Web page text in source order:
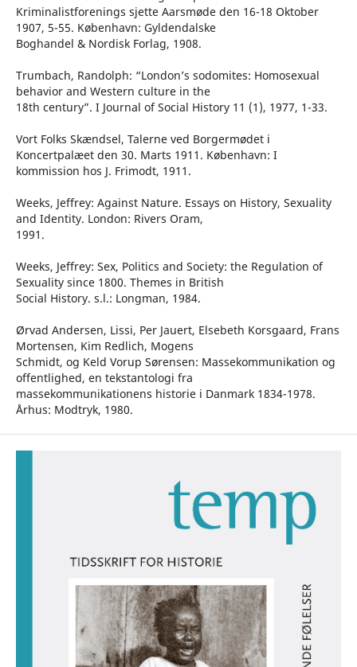
Kriminalistforenings sjette Aarsmøde den 16-18 Oktober
1907, 5-55. København: Gyldendalske
Boghandel & Nordisk Forlag, 1908.
Trumbach, Randolph: “London’s sodomites: Homosexual
behavior and Western culture in the
18th century”. I Journal of Social History 11 (1), 1977, 1-33.
Vort Folks Skændsel, Talerne ved Borgermødet i
Koncertpalæet den 30. Marts 1911. København: I
kommission hos J. Frimodt, 1911.
Weeks, Jeffrey: Against Nature. Essays on History, Sexuality
and Identity. London: Rivers Oram,
1991.
Weeks, Jeffrey: Sex, Politics and Society: the Regulation of
Sexuality since 1800. Themes in British
Social History. s.l.: Longman, 1984.
Ørvad Andersen, Lissi, Per Jauert, Elsebeth Korsgaard, Frans
Mortensen, Kim Redlich, Mogens
Schmidt, og Keld Vorup Sørensen: Massekommunikation og
offentlighed, en tekstantologi fra
massekommunikationens historie i Danmark 1834-1978.
Århus: Modtryk, 1980.